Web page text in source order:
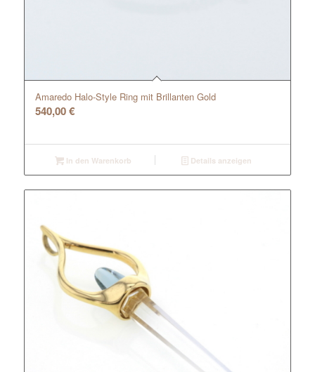
Amaredo Halo-Style Ring mit Brillanten Gold
540,00€
In den Warenkorb Details anzeigen